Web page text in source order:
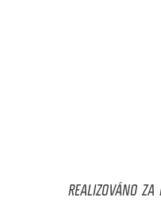
REALIZOVÁNO ZA